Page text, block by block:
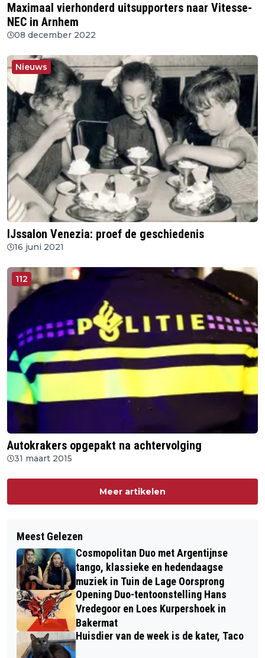
Maximaal vierhonderd uitsupporters naar Vitesse-
NEC in Arnhem
08 december 2022
Nieuws
IJssalon Venezia: proef de geschiedenis
16 juni 2021
112
Autokrakers opgepakt na achtervolging
31 maart 2015
Meer artikelen
Meest Gelezen
Cosmopolitan Duo met Argentijnse
tango, klassieke en hedendaagse
muziek in Tuin de Lage Oorsprong
Opening Duo-tentoonstelling Hans
Vredegoor en Loes Kurpershoek in
Bakermat
Huisdier van de week is de kater, Taco